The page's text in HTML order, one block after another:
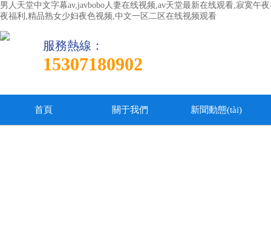
男人天堂中文字幕av,javbobo人妻在线视频,av天堂最新在线观看,寂寞
夜福利,精品熟女少妇夜色视频,中文一区二区在线视频观看
服務熱線：
15307180902
首頁 關于我們 新聞動態(tài)